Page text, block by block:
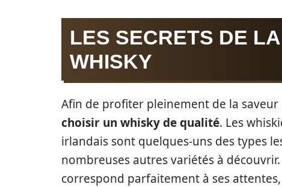
LES SECRETS DE
WHISKY
Afin de profiter pleinement de la
choisir un whisky de qualité. Les
irlandais sont quelques-uns des types
nombreuses autres variétés à
correspond parfaitement à ses